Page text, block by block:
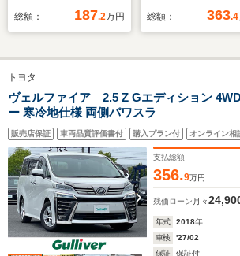
前後/ETC/バックカメ
総額： 187.2万円
ビ ETC ドラレ
トシートヒーター
アルカンタラ&テッ
レザーシート イ
リアアンビエンス
ト
総額： 363.4
トヨタ
ヴェルファイア 2.5 Z Gエディション
ー 寒冷地仕様 両側パワスラ
販売店保証 車両品質評価書付 購入プラン付 オンライン相
支払総額
356.9万円
残価ローン 月々
年式 2018年
車検
'27/02
保証
保証付